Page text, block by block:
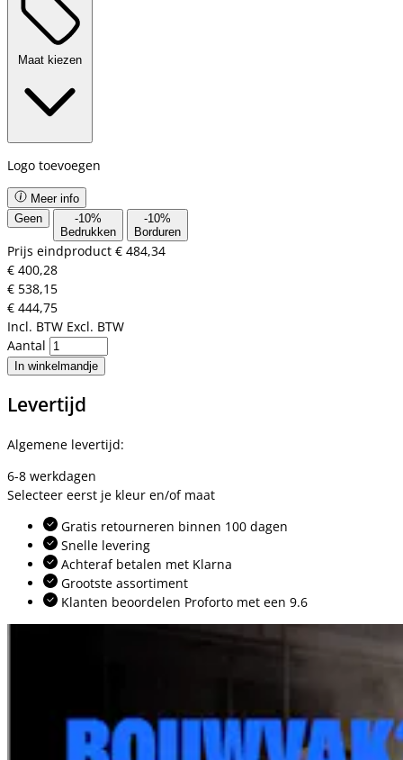
Maat kiezen
Logo toevoegen
Meer info
Geen
-10%
Bedrukken
-10%
Borduren
Prijs eindproduct € 484,34
€ 400,28
€ 538,15
€ 444,75
Incl. BTW Excl. BTW
Aantal
In winkelmandje
Levertijd
Algemene levertijd:
6-8 werkdagen
Selecteer eerst je kleur en/of maat
Gratis retourneren binnen 100 dagen
Snelle levering
Achteraf betalen met Klarna
Grootste assortiment
Klanten beoordelen Proforto met een 9.6